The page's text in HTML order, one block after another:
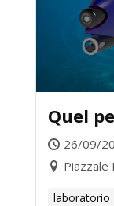
Quel
26/09/
Piazzale
laboratorio